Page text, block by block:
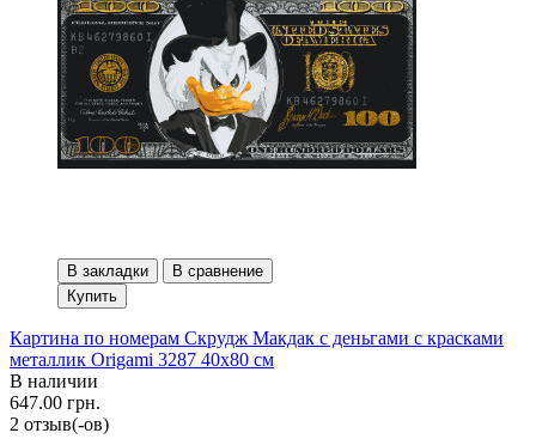
В закладки
В сравнение
Купить
Картина по номерам Скрудж Макдак с деньгами с красками
металлик Origami 3287 40x80 см
В наличии
647.00 грн.
2 отзыв(-ов)